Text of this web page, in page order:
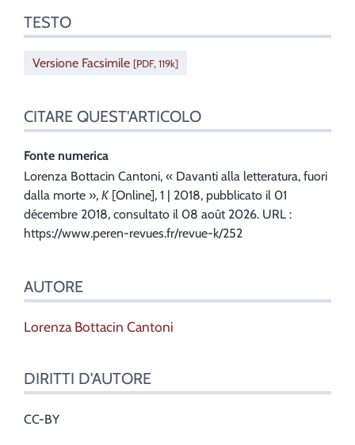
TESTO
Versione Facsimile [PDF, 119k]
CITARE QUEST'ARTICOLO
Fonte numerica
Lorenza Bottacin Cantoni, « Davanti alla letteratura, fuori
dalla morte », K [Online], 1 | 2018, pubblicato il 01
décembre 2018, consultato il 08 août 2026. URL :
https://www.peren-revues.fr/revue-k/252
AUTORE
LorenzaBottacin Cantoni
DIRITTI D'AUTORE
CC-BY